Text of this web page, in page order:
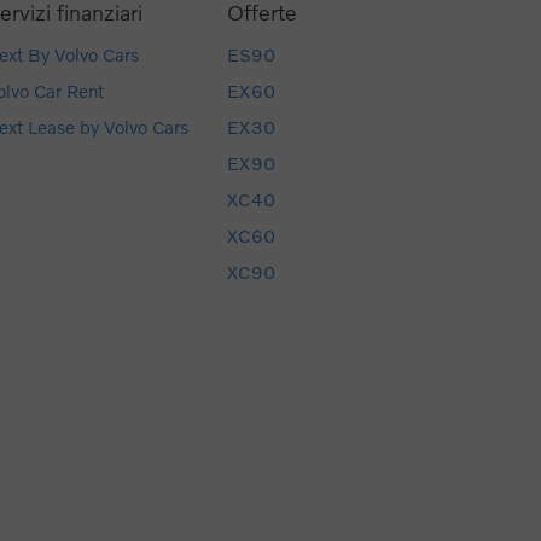
finanziari
By Volvo Cars
Car Rent
Lease by Volvo Cars
Offerte
ES90
EX60
EX30
EX90
XC40
XC60
XC90